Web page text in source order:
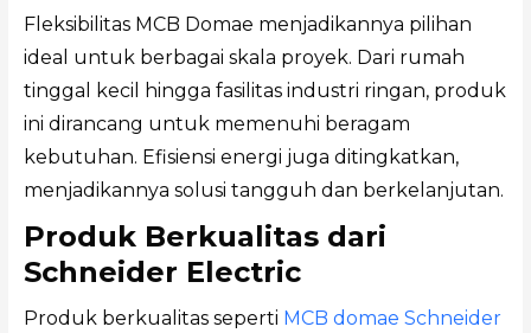
Fleksibilitas MCB Domae menjadikannya pilihan
ideal untuk berbagai skala proyek. Dari rumah
tinggal kecil hingga fasilitas industri ringan, produk
ini dirancang untuk memenuhi beragam
kebutuhan. Efisiensi energi juga ditingkatkan,
menjadikannya solusi tangguh dan berkelanjutan.
Produk Berkualitas dari
Schneider Electric
Produk berkualitas seperti MCB domae Schneider